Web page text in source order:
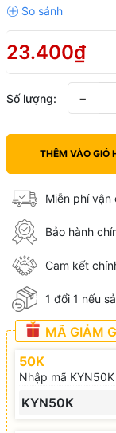
23.400₫
Số lượng: −
THÊM VÀO GIỎ
Miễn phí vận
Bảo hành
Cam kết
1 đổi 1 nếu
MÃ GIẢM
50K
Nhập mã
KYN50K